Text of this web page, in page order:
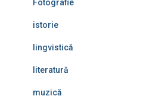
Fotografie
istorie
lingvistică
literatură
muzică